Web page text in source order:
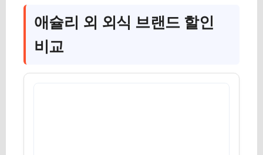
애슐리 외 외식 브랜드 할인
비교